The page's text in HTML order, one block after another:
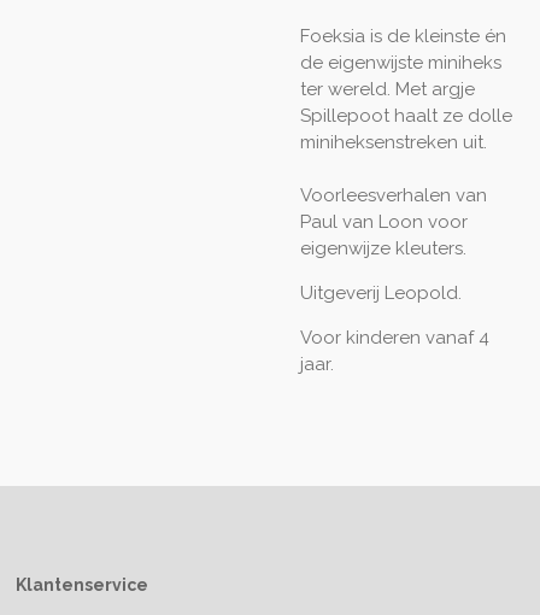
Foeksia is de kleinste én
de eigenwijste miniheks
ter wereld. Met argje
Spillepoot haalt ze dolle
miniheksenstreken uit.
Voorleesverhalen van
Paul van Loon voor
eigenwijze kleuters.
Uitgeverij Leopold.
Voor kinderen vanaf 4
jaar.
Klantenservice